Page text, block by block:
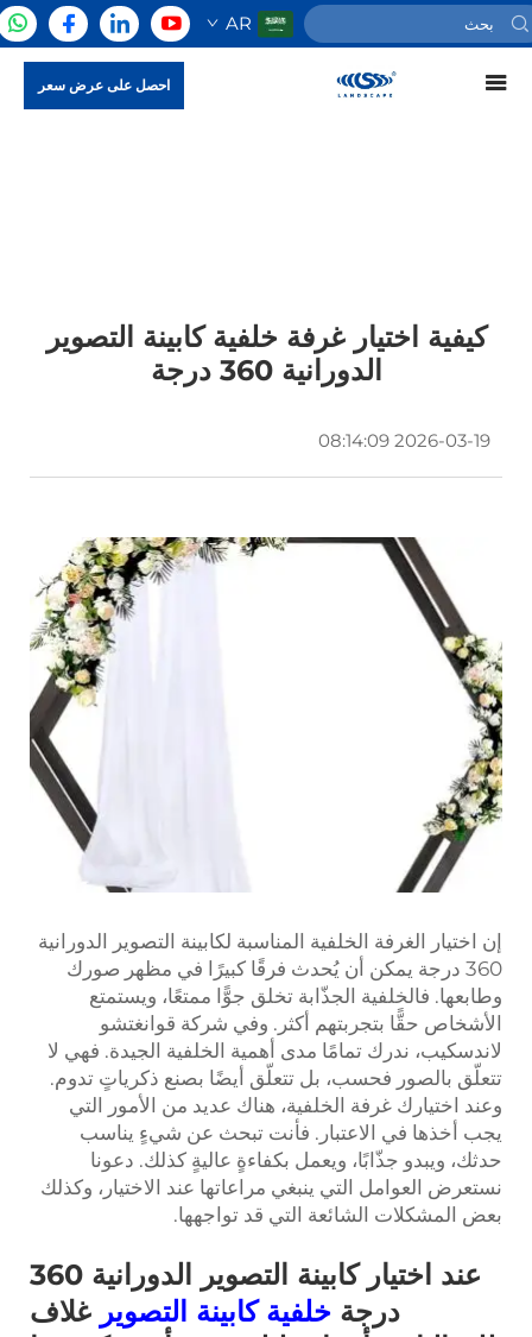
AR
احصل على عرض سعر
كيفية اختيار غرفة خلفية كابينة التصوير
الدورانية 360 درجة
2026-03-19 08:14:09
إن اختيار الغرفة الخلفية المناسبة لكابينة التصوير الدورانية
360 درجة يمكن أن يُحدث فرقًا كبيرًا في مظهر صورك
وطابعها. فالخلفية الجذّابة تخلق جوًّا ممتعًا، ويستمتع
الأشخاص حقًّا بتجربتهم أكثر. وفي شركة قوانغتشو
لاندسكيب، ندرك تمامًا مدى أهمية الخلفية الجيدة. فهي لا
تتعلّق بالصور فحسب، بل تتعلّق أيضًا بصنع ذكرياتٍ تدوم.
وعند اختيارك غرفة الخلفية، هناك عديد من الأمور التي
يجب أخذها في الاعتبار. فأنت تبحث عن شيءٍ يناسب
حدثك، ويبدو جذّابًا، ويعمل بكفاءةٍ عاليةٍ كذلك. دعونا
نستعرض العوامل التي ينبغي مراعاتها عند الاختيار، وكذلك
بعض المشكلات الشائعة التي قد تواجهها.
عند اختيار كابينة التصوير الدورانية 360
درجةخلفية كابينة التصوير غلاف